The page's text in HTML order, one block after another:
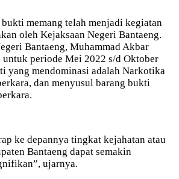
bukti memang telah menjadi kegiatan
oleh Kejaksaan Negeri Bantaeng.
Bantaeng, Muhammad Akbar
untuk periode Mei 2022 s/d Oktober
yang mendominasi adalah Narkotika
dan menyusul barang bukti
ke depannya tingkat kejahatan atau
Bantaeng dapat semakin
ujarnya.